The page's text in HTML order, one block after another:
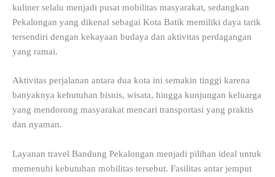
kuliner selalu menjadi pusat mobilitas masyarakat, sedangkan
Pekalongan yang dikenal sebagai Kota Batik memiliki daya tarik
tersendiri dengan kekayaan budaya dan aktivitas perdagangan
yang ramai.
Aktivitas perjalanan antara dua kota ini semakin tinggi karena
banyaknya kebutuhan bisnis, wisata, hingga kunjungan keluarga
yang mendorong masyarakat mencari transportasi yang praktis
dan nyaman.
Layanan travel Bandung Pekalongan menjadi pilihan ideal untuk
memenuhi kebutuhan mobilitas tersebut. Fasilitas antar jemput